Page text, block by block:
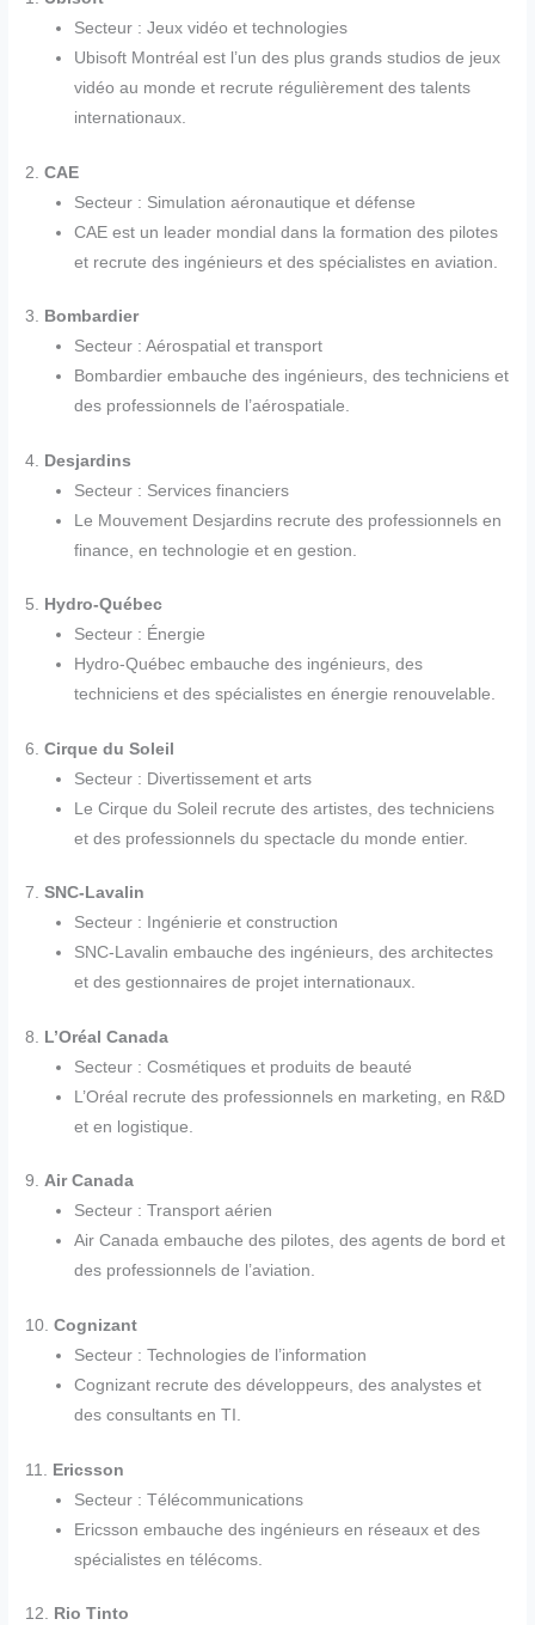
Secteur : Jeux vidéo et technologies
Ubisoft Montréal est l’un des plus grands studios de jeux
vidéo au monde et recrute régulièrement des talents
internationaux.
2.CAE
Secteur : Simulation aéronautique et défense
CAE est un leader mondial dans la formation des pilotes
et recrute des ingénieurs et des spécialistes en aviation.
3. Bombardier
Secteur : Aérospatial et transport
Bombardier embauche des ingénieurs, des techniciens et
des professionnels de l’aérospatiale.
4.
Desjardins
Secteur : Services financiers
Le Mouvement Desjardins recrute des professionnels en
finance, en technologie et en gestion.
5. Hydro-Québec
Secteur : Énergie
Hydro-Québec embauche des ingénieurs, des
techniciens et des spécialistes en énergie renouvelable.
6.Cirque du Soleil
Secteur : Divertissement et arts
Le Cirque du Soleil recrute des artistes, des techniciens
et des professionnels du spectacle du monde entier.
7.SNC-Lavalin
Secteur : Ingénierie et construction
SNC-Lavalin embauche des ingénieurs, des architectes
et des gestionnaires de projet internationaux.
8.
L’Oréal Canada
Secteur : Cosmétiques et produits de beauté
L’Oréal recrute des professionnels en marketing, en R&D
et en logistique.
9.Air Canada
Secteur : Transport aérien
Air Canada embauche des pilotes, des agents de bord et
des professionnels de l’aviation.
10.Cognizant
Secteur : Technologies de l’information
Cognizant recrute des développeurs, des analystes et
des consultants en TI.
11. Ericsson
Secteur : Télécommunications
Ericsson embauche des ingénieurs en réseaux et des
spécialistes en télécoms.
12. Rio Tinto